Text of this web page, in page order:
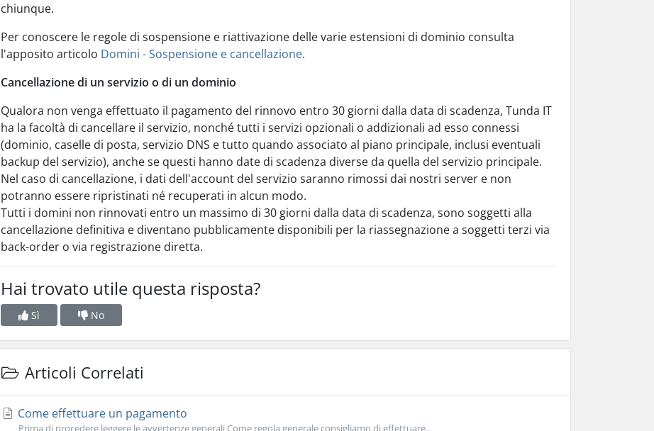
chiunque.
Per conoscere le regole di sospensione e riattivazione delle varie estensioni di dominio consulta
l'apposito articolo Domini - Sospensione e cancellazione.
Cancellazione di un servizio o di un dominio
Qualora non venga effettuato il pagamento del rinnovo entro 30 giorni dalla data di scadenza, Tunda IT
ha la facoltà di cancellare il servizio, nonché tutti i servizi opzionali o addizionali ad esso connessi
(dominio, caselle di posta, servizio DNS e tutto quando associato al piano principale, inclusi eventuali
backup del servizio), anche se questi hanno date di scadenza diverse da quella del servizio principale.
Nel caso di cancellazione, i dati dell'account del servizio saranno rimossi dai nostri server e non
potranno essere ripristinati né recuperati in alcun modo.
Tutti i domini non rinnovati entro un massimo di 30 giorni dalla data di scadenza, sono soggetti alla
cancellazione definitiva e diventano pubblicamente disponibili per la riassegnazione a soggetti terzi via
back-order o via registrazione diretta.
Hai trovato utile questa risposta?
Sì No
Articoli Correlati
Come effettuare un pagamento
Prima di procedere leggere le avvertenze generali Come regola generale consigliamo di effettuare...